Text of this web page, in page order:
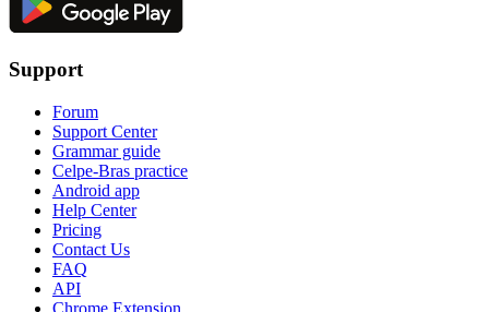
Support
Forum
Support Center
Grammar guide
Celpe-Bras practice
Android app
Help Center
Pricing
Contact Us
FAQ
API
Chrome Extension